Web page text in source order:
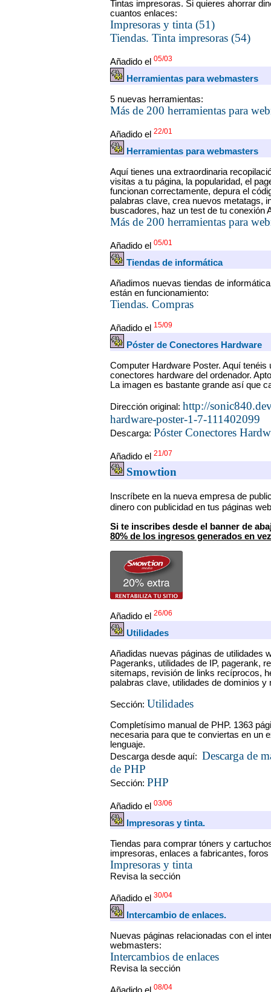
Tintas impresoras. Si quieres ahorrar
cuantos enlaces:
Impresoras y tinta (51)
Tiendas. Tinta impresoras (54)
Añadido el 05/03
Herramientas para webmasters
5 nuevas herramientas:
Más de 200 herramientas para
Añadido el 22/01
Herramientas para webmasters
Aquí tienes una extraordinaria
visitas a tu página, la popularidad, el
funcionan correctamente, depura el
palabras clave, crea nuevos metatags,
buscadores, haz un test de tu conexión
Más de 200 herramientas para
Añadido el 05/01
Tiendas de informática
Añadimos nuevas tiendas de
están en funcionamiento:
Tiendas. Compras
Añadido el 15/09
Póster de Conectores Hardware
Computer Hardware Poster. Aquí tenéis
conectores hardware del ordenador.
La imagen es bastante grande así que
Dirección original: http://
hardware-poster-1-7-111402099
Descarga: Póster Conectores
Añadido el 21/07
Smowtion
Inscríbete en la nueva empresa de
dinero con publicidad en tus páginas
Si te inscribes desde el banner de
80% de los ingresos generados en
Añadido el 26/06
Utilidades
Añadidas nuevas páginas de utilidades
Pageranks, utilidades de IP, pagerank,
sitemaps, revisión de links recíprocos,
palabras clave, utilidades de dominios y
Sección: Utilidades
Completísimo manual de PHP. 1363
necesaria para que te conviertas en un
lenguaje.
Descarga desde aquí: Descarga de
de PHP
Sección: PHP
Añadido el 03/06
Impresoras y tinta.
Tiendas para comprar tóners y
impresoras, enlaces a fabricantes,
Impresoras y tinta
Revisa la sección
Añadido el 30/04
Intercambio de enlaces.
Nuevas páginas relacionadas con el
webmasters:
Intercambios de enlaces
Revisa la sección
08/04